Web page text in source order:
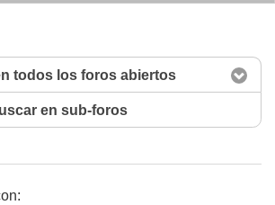
todos los foros abiertos
en sub-foros